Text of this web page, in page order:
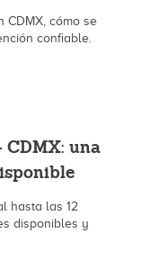
CDMX, cómo se
confiable.
una
hasta las 12
disponibles y